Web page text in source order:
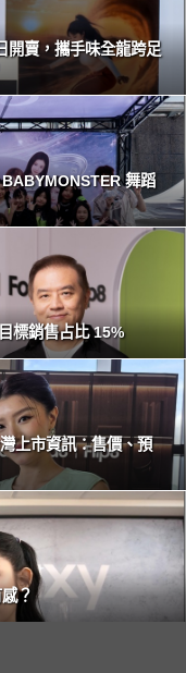
開賣，攜手味全龍跨足
舞蹈
標銷售占比 15%
上市資訊：售價、預
？